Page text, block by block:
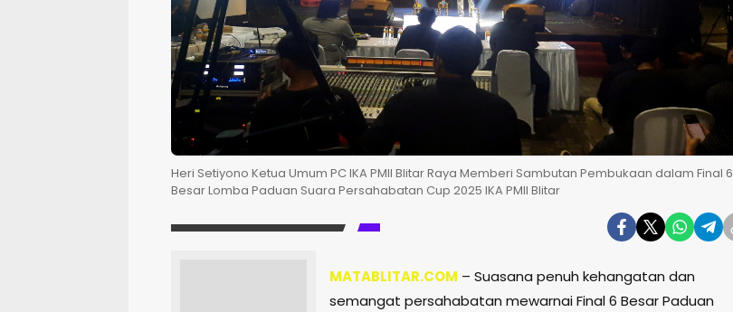
Heri Setiyono Ketua Umum PC IKA PMII Blitar Raya Memberi Sambutan Pembukaan dalam Final 6
Besar Lomba Paduan Suara Persahabatan Cup 2025 IKA PMII Blitar
MATABLITAR.COM – Suasana penuh kehangatan dan
semangat persahabatan mewarnai Final 6 Besar Paduan